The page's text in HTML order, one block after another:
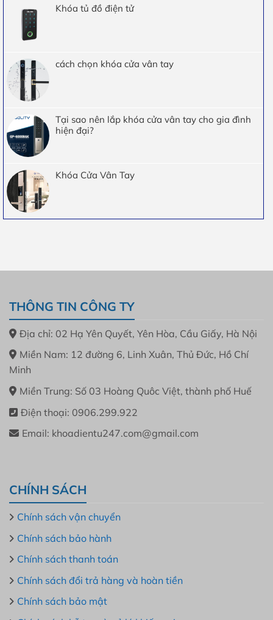
Khóa tủ đồ điện tử
cách chọn khóa cửa vân tay
Tại sao nên lắp khóa cửa vân tay cho gia đình
hiện đại?
Khóa Cửa Vân Tay
THÔNG TIN CÔNG TY
Địa chỉ: 02 Hạ Yên Quyết, Yên Hòa, Cầu Giấy, Hà Nội
Miền Nam: 12 đường 6, Linh Xuân, Thủ Đức, Hồ Chí
Minh
Miền Trung: Số 03 Hoàng Quôc Việt, thành phố Huế
Điện thoại: 0906.299.922
Email: khoadientu247.com@gmail.com
CHÍNH SÁCH
Chính sách vận chuyển
Chính sách bảo hành
Chính sách thanh toán
Chính sách đổi trả hàng và hoàn tiền
Chính sách bảo mật